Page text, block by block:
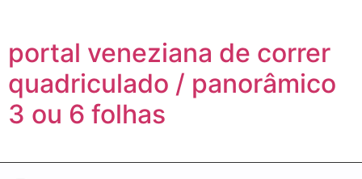
portal veneziana de correr
quadriculado / panorâmico
3 ou 6 folhas